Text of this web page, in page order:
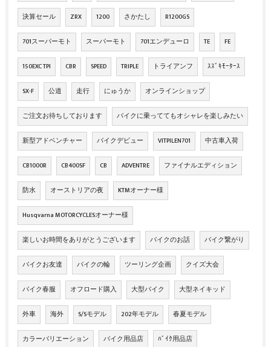
決算セール ZRX 1200 さかたし R1200GS
701スーパーモト スーパーモト 701エンデューロ TE FE
150EXC TPI CBR SPEED TRIPLE トライアンフ ｽｽﾞｷﾓｰﾀｰｽ
SX-F 公道 走行 にゅうか オンラインショップ
ご注文お待ちしております バイクに乗っててもオシャレを楽しみたい
新型アドベンチャー バイクデビュー VITPILEN701 中古車入荷
CB1000R CB400SF CB ADVENTRE ファイナルエディション
防水 オーストリアの夜 KTMオーナー様
Husqvarna MOTORCYCLESオーナー様
楽しいお時間をありがとうございます バイクのお話 バイク繋がり
バイクお友達 バイクの輪 ツーリング企画 クイズ大会
バイク春服 オフロード購入 大型バイク 大型ネイキッド
外車 海外 S/Sモデル 202年モデル 春夏モデル
カラーバリエーション バイク用品店 ﾊﾞｲｸ用品店